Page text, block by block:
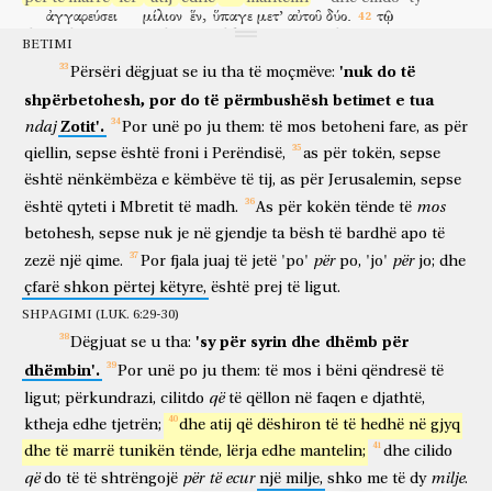
ἀγγαρεύσει μίλιον ἕν, ὕπαγε μετ’ αὐτοῦ δύο. τῷ
αἰτοῦντί
që kërkon ty jep dhe atë që dëshiron nga ti për të huajtur
μὴ
mos
ἀποστραφῇς.
të kthehesh pas
ἠκούσατε
dëgjuat
ὅτι
se
ἐρρέθη,
u tha
ἀγαπήσεις
do të duash
τὸν πλησίον
të afërmin
σου,
tënd
καὶ
dhe
μισήσεις
do të urresh armikun tënd
ἐγὼ
unë por
λέγω
them
ὑμῖν,
juve
ἀγαπᾶτε
doni
τοὺς ἐχθροὺς
armiqtë
ὑμῶν, καὶ
dhe
προσεύχεσθε ὑπὲρ
për
τῶν
ata
διωκόντων
që përndjekin
ὑμᾶς;
ὅπως
me qëllim që
γένησθε
të bëheni
υἱοὶ
bij
τοῦ Πατρὸς
të Atit
ὑμῶν
tuaj
τοῦ
i cili
ἐν
në
οὐρανοῖς;
qiej
ὅτι
sepse
τὸν ἥλιον
diellin
αὐτοῦ
e tij
ἀνατέλλει
bën të ngrihet
ἐπὶ
mbi
πονηροὺς
të ligj
καὶ βρέχει
bën të bjerë shi
ἐπὶ
mbi të drejtë dhe të padrejtë po
ἀγαπήσητε
të doni
τοὺς
ata
ἀγαπῶντας
që duan
ὑμᾶς,
ju
τίνα
çfarë
μισθὸν
shpërblim
ἔχετε?
keni a nuk
καὶ
edhe
οἱ τελῶναι
tagrambledhësit
τὸ αὐτὸ
të njëjtën
ποιοῦσιν?
bëjnë
καὶ
dhe
ἐὰν
po
ἀσπάσησθε
të përshëndetni
τοὺς ἀδελφοὺς
vëllezërit
ὑμῶν
tuaj
μόνον,
vetëm
τί
çfarë
περισσὸν
të tepërt
ποιεῖτε?
bëni
οὐχὶ
a nuk
καὶ
edhe
οἱ ἐθνικοὶ
popujt e kombeve
τὸ αὐτὸ
të njëjtën
që është lëshuar, bën kurorëshkelje.
BETIMI
Përsëri dëgjuat se iu tha të moçmëve: 'nuk do të
shpërbetohesh, por do të përmbushësh betimet e tua
ndaj Zotit'. Por unë po ju them: të mos betoheni fare, as për
qiellin, sepse është froni i Perëndisë, as për tokën, sepse
është nënkëmbëza e këmbëve të tij, as për Jerusalemin, sepse
është qyteti i Mbretit të madh. As për kokën tënde të mos
betohesh, sepse nuk je në gjendje ta bësh të bardhë apo të
zezë një qime. Por fjala juaj të jetë 'po' për po, 'jo' për jo; dhe
çfarë shkon përtej këtyre, është prej të ligut.
SHPAGIMI (LUK. 6:29-30)
Dëgjuat se u tha: 'sy për syrin dhe dhëmb për
dhëmbin'.
Por unë po ju them: të mos i bëni qëndresë të
ligut; përkundrazi, cilitdo që të qëllon në faqen e djathtë,
ktheja edhe tjetrën; dhe atij që dëshiron të të hedhë në gjyq
dhe të marrë tunikën tënde, lërja edhe mantelin; dhe cilido
që do të të shtrëngojë për të ecur një milje, shko me të dy milje.